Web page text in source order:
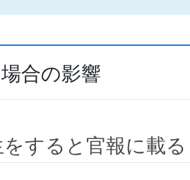
合の影響
をすると官報に載る